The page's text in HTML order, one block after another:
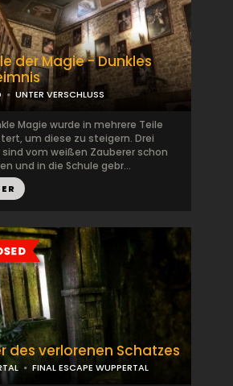
der Magie - Dunkles
UNTER VERSCHLUSS
Magie wurde in mehrere Teile
um diese zu steigern. Drei
vom weißen Zauberer schon
und in die Schule gebr...
des verlorenen Schatzes
FINAL ESCAPE WUPPERTAL